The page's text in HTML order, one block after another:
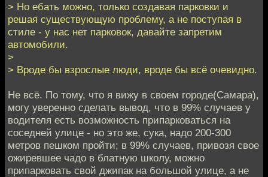
> Но ебать можно, только создавая парковки и
решая существующую проблему, а не поступая в
стиле - у нас нет парковок, давайте запретим
автомобили.
>
> Вроде бы взрослые люди, вроде бы всё очевидно.
Не всё. По тому, что я вижу в своем городе(Самара),
могу уверенно сделать вывод, что в 99% случаев у
водителя есть возможность припарковаться на
соседней улице - но это же, сука, надо 200-300
метров пешком пройти; в 99% случаев, привозя свое
ожиревшее чадо в блатную школу, можно
припарковать свой джипак на большой улице, а не